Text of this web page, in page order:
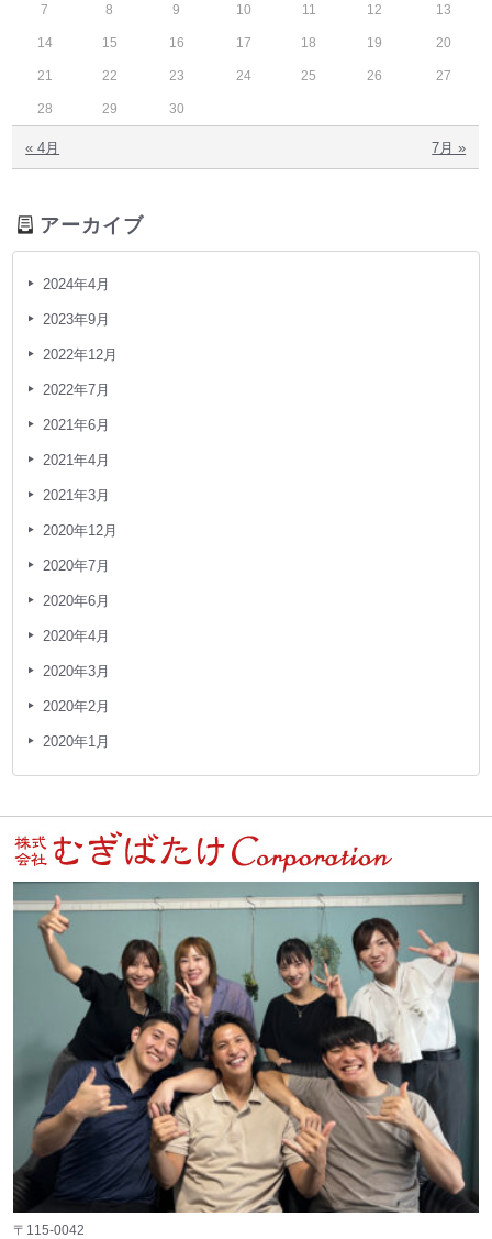
« 4月 7月 »
7 8 9 10 11 12 13
14 15 16 17 18 19 20
21 22 23 24 25 26 27
28 29 30
アーカイブ
2024年4月
2023年9月
2022年12月
2022年7月
2021年6月
2021年4月
2021年3月
2020年12月
2020年7月
2020年6月
2020年4月
2020年3月
2020年2月
2020年1月
〒115-0042